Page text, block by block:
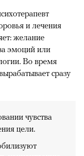
и лечения
желание
эмоций или
Во время
сразу
чувства
цели.